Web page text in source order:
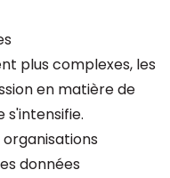
plus complexes, les
en matière de
données